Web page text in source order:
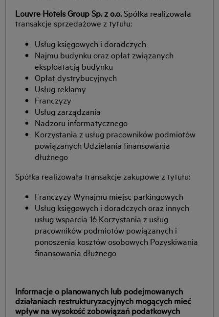
Louvre Hotels Group Sp. z o.o.Spółka realizowała
transakcje sprzedażowe z tytułu:
Usług księgowych i doradczych
Najmu budynku oraz opłat związanych
eksploatacją budynku
Opłat dystrybucyjnych
Usług reklamy
Franczyzy
Usług zarządzania
Nadzoru informatycznego
Korzystania z usług pracowników podmiotów
powiązanych Udzielania finansowania
dłużnego
Spółka realizowała transakcje zakupowe z tytułu:
Franczyzy Wynajmu miejsc parkingowych
Usług księgowych i doradczych oraz innych
usług wsparcia 16 Korzystania z usług
pracowników podmiotów powiązanych i
ponoszenia kosztów osobowych Pozyskiwania
finansowania dłużnego
Informacje o planowanych lub podejmowanych
działaniach restrukturyzacyjnych mogących mieć
wpływ na wysokość zobowiązań podatkowych